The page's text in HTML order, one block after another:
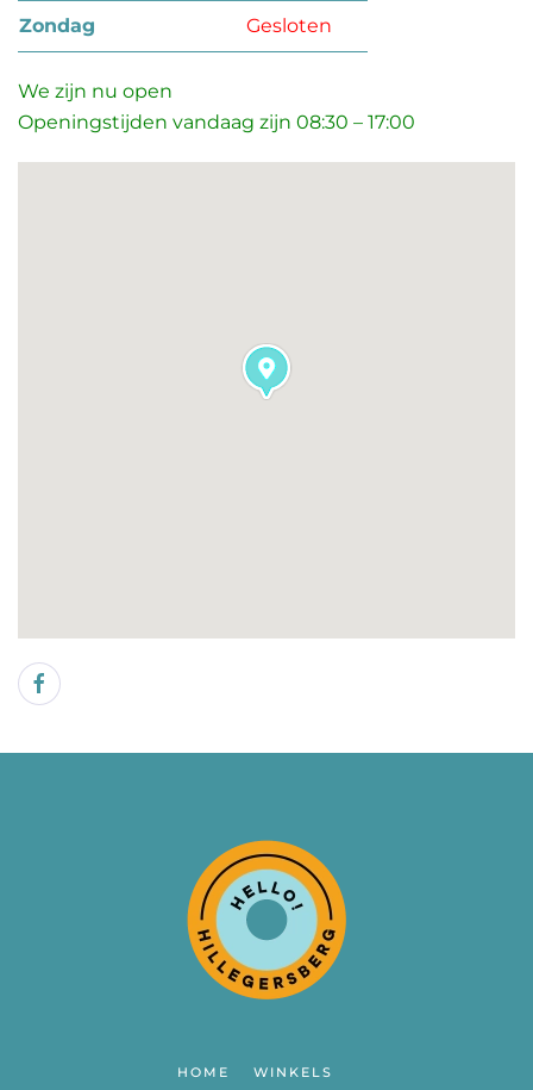
zondag Gesloten
We zijn nu open
Openingstijden vandaag zijn 08:30 – 17:00
HOME WINKELS